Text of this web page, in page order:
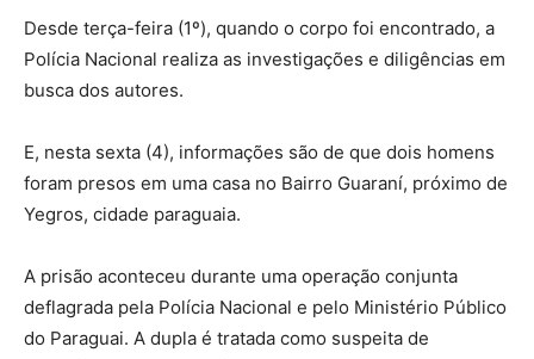
Desde terça-feira (1º), quando o corpo foi encontrado, a
Polícia Nacional realiza as investigações e diligências em
busca dos autores.
E, nesta sexta (4), informações são de que dois homens
foram presos em uma casa no Bairro Guaraní, próximo de
Yegros, cidade paraguaia.
A prisão aconteceu durante uma operação conjunta
deflagrada pela Polícia Nacional e pelo Ministério Público
do Paraguai. A dupla é tratada como suspeita de